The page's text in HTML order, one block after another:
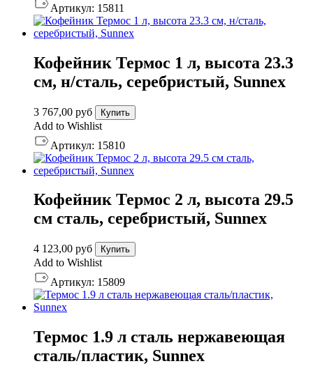
Артикул: 15811
Кофейник Термос 1 л, высота 23.3
см, н/сталь, серебристый, Sunnex
3 767,00 руб Купить
Add to Wishlist
Артикул: 15810
Кофейник Термос 2 л, высота 29.5
см сталь, серебристый, Sunnex
4 123,00 руб Купить
Add to Wishlist
Артикул: 15809
Термос 1.9 л сталь нержавеющая
сталь/пластик, Sunnex